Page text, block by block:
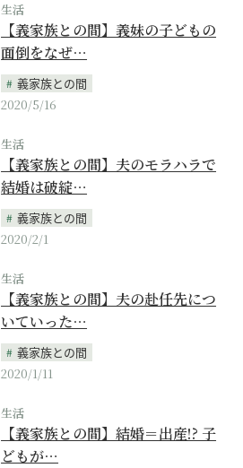
生活
【義家族との間】義妹の子どもの
面倒をなぜ…
義家族との間
2020/5/16
生活
【義家族との間】夫のモラハラで
結婚は破綻…
義家族との間
2020/2/1
生活
【義家族との間】夫の赴任先につ
いていった…
義家族との間
2020/1/11
生活
【義家族との間】結婚＝出産!? 子
どもが…